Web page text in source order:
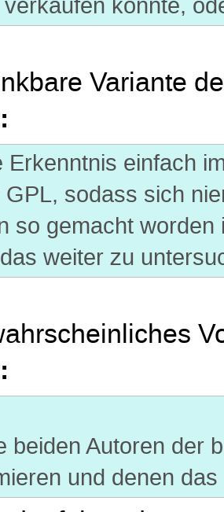
verkaufen könnte,
Variante
Erkenntnis einfach
GPL, sodass sich
so gemacht
weiter zu
beiden Autoren der
und denen